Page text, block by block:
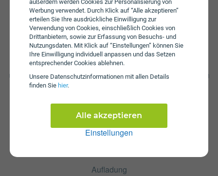
außerdem werden Cookies zur Personalisierung von
Werbung verwendet. Durch Klick auf “Alle akzeptieren”
erteilen Sie Ihre ausdrückliche Einwilligung zur
Verwendung von Cookies, einschließlich Cookies von
Drittanbietern, sowie zur Erfassung von Besuchs- und
Nutzungsdaten. Mit Klick auf “Einstellungen” können Sie
Ihre Einwilligung individuell anpassen und das Setzen
entsprechender Cookies ablehnen.
Unsere Daten­schutz­informationen mit allen Details
finden Sie hier.
Einstellungen
Alle akzeptieren
Startpaket
Die SIM-Karte zum Tarif Talk & Text 15 ist kostenlos und
über die Webseite von Lycamobile erhältlich. Tarifoptionen
können nach Erhalt der Karte hinzugebucht werden.
Aufladung